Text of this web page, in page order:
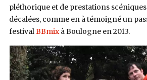
pléthorique et de prestations
décalées, comme en à témoigné un
festivalBBmixà Boulogne en 2013.